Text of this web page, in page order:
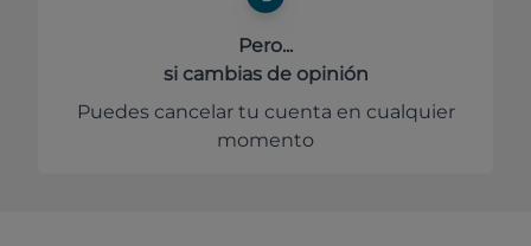
Pero...
si cambias de opinión
Puedes cancelar tu cuenta en cualquier
momento